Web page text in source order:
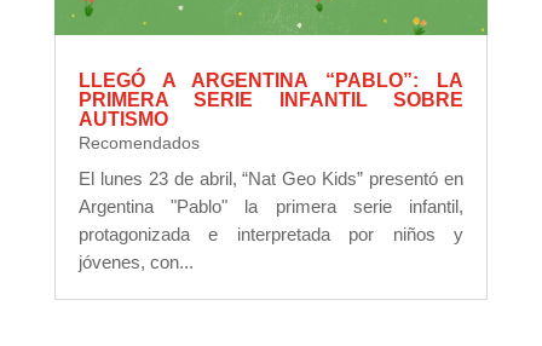
LLEGÓ A ARGENTINA “PABLO”: LA
PRIMERA SERIE INFANTIL SOBRE
AUTISMO
Recomendados
El lunes 23 de abril, “Nat Geo Kids” presentó en
Argentina "Pablo" la primera serie infantil,
protagonizada e interpretada por niños y
jóvenes, con...